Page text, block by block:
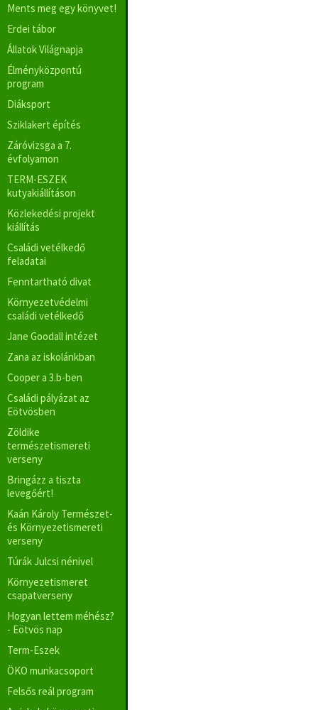
Ments meg egy könyvet!
Erdei tábor
Állatok Világnapja
Élményközpontú
program
Diáksport
Sziklakert építés
Záróvizsga a 7.
évfolyamon
TERM-ESZEK
kutyakiállításon
Közlekedési projekt
kiállítás
Családi vetélkedő
feladatai
Fenntartható divat
Környezetvédelmi
családi vetélkedő
Jane Goodall intézet
Zana az iskolánkban
Cooper a 3.b-ben
Családi pályázat az
Eötvösben
Zöldike
természetismereti
verseny
Bringázz a tiszta
levegőért!
Kaán Károly Természet-
és Környezetismereti
verseny
Túrák Julcsi nénivel
Környezetismeret
csapatverseny
Hogyan lettem méhész?
- Eötvös nap
Term-Eszek
ÖKO munkacsoport
Felsős reál program